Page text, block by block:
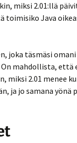
miksi 2.01:llä
toimisiko Java
joka täsmäsi
mahdollista, että
2.01 menee
ja jo samana yönä